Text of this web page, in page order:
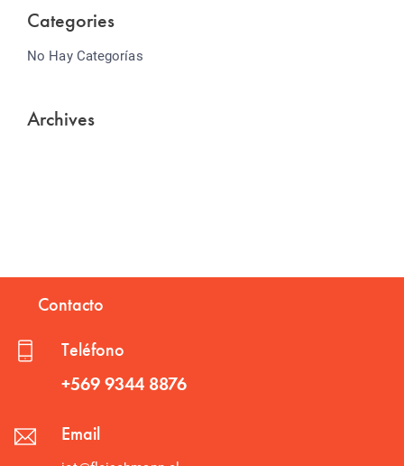
Categories
No Hay Categorías
Archives
Contacto
Teléfono
+569 9344 8876
Email